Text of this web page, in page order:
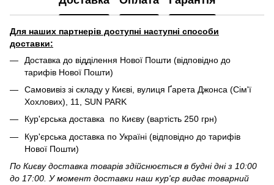
Для наших партнерів доступні наступні способи
доставки:
Доставка до відділення Нової Пошти (відповідно до
тарифів Нової Пошти)
Самовивіз зі складу у Києві, вулиця Ґарета Джонса (Сім'ї
Хохлових), 11, SUN PARK
Кур'єрська доставка по Києву (вартість 250 грн)
Кур'єрська доставка по Україні (відповідно до тарифів
Нової Пошти)
По Києву доставка товарів здійснюється в будні дні з 10:00
до 17:00. У момент доставки наш кур'єр видає товарний